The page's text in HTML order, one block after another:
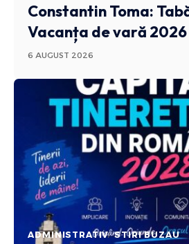
Constantin Toma:
Vacanța de vară 2026
6 AUGUST 2026
ADMINISTRATIV STIRI BUZAU